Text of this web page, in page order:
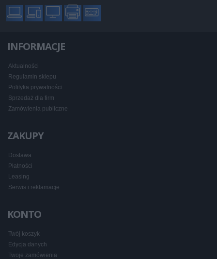
INFORMACJE
Aktualności
Regulamin sklepu
Polityka prywatności
Sprzedaż dla firm
Zamówienia publiczne
ZAKUPY
Dostawa
Płatności
Leasing
Serwis i reklamacje
KONTO
Twój koszyk
Edycja danych
Twoje zamówienia